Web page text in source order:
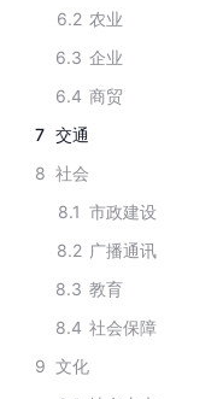
6.2 农业
6.3 企业
6.4 商贸
7 交通
8 社会
8.1 市政建设
8.2 广播通讯
8.3 教育
8.4 社会保障
9 文化